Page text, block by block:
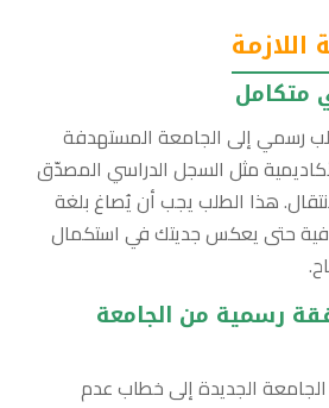
اللازمة
متكامل
رسمي إلى الجامعة المستهدفة
مثل السجل الدراسي المصدّق
هذا الطلب يجب أن يُصاغ بلغة
حتى يعكس جديتك في استكمال
رسمية من الجامعة
الجديدة إلى خطاب عدم